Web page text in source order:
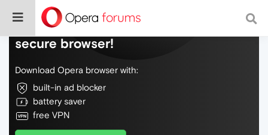
Do more on the web, with a fast and
secure browser!
Download Opera browser with:
built-in ad blocker
battery saver
free VPN